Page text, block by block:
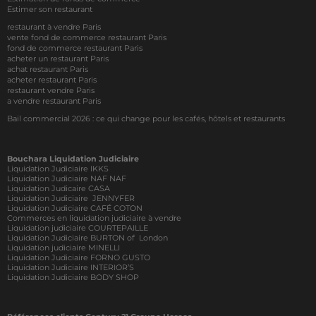
Estimer son restaurant
restaurant à vendre Paris
vente fond de commerce restaurant Paris
fond de commerce restaurant Paris
acheter un restaurant Paris
achat restaurant Paris
acheter restaurant Paris
restaurant vendre Paris
a vendre restaurant Paris
Bail commercial 2026 : ce qui change pour les cafés, hôtels et restaurants
Bouchara Liquidation Judiciaire
Liquidation Judiciaire IKKS
Liquidation Judiciaire NAF NAF
Liquidation Judicaire CASA
Liquidation Judiciaire JENNYFER
Liquidation Judiciaire CAFÉ COTON
Commerces en liquidation judiciaire à vendre
Liquidation judiciaire COURTEPAILLE
Liquidation Judiciaire BURTON of London
Liquidation judiciaire MINELLI
Liquidation Judiciaire FORNO GUSTO
Liquidation Judiciaire INTERIOR’S
Liquidation Judiciaire BODY SHOP